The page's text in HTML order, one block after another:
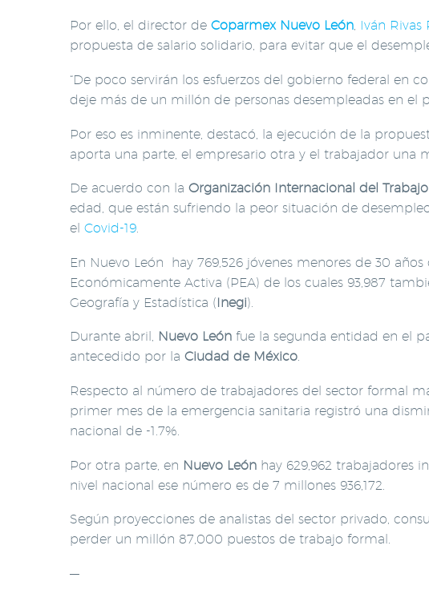
Por ello, el director de Coparmex Nuevo León, Iván Rivas
propuesta de salario solidario, para evitar que el
“De poco servirán los esfuerzos del gobierno federal en
deje más de un millón de personas desempleadas en el
Por eso es inminente, destacó, la ejecución de la
aporta una parte, el empresario otra y el trabajador una
De acuerdo con la Organización Internacional del Trabajo
edad, que están sufriendo la peor situación de
el Covid-19.
En Nuevo León hay 769,526 jóvenes menores de 30
Económicamente Activa (PEA) de los cuales 93,987
Geografía y Estadística (Inegi).
Durante abril, Nuevo León fue la segunda entidad en el
antecedido por la Ciudad de México.
Respecto al número de trabajadores del sector formal
primer mes de la emergencia sanitaria registró una
nacional de -1.7%.
Por otra parte, en Nuevo León hay 629,962 trabajadores
nivel nacional ese número es de 7 millones 936,172.
Según proyecciones de analistas del sector privado,
perder un millón 87,000 puestos de trabajo formal.
—